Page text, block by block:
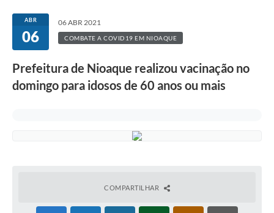
ABR
06
06 ABR 2021
COMBATE A COVID19 EM NIOAQUE
Prefeitura de Nioaque realizou vacinação no
domingo para idosos de 60 anos ou mais
COMPARTILHAR